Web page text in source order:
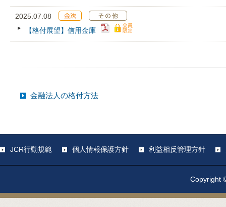
2025.07.08
【格付展望】信用金庫
金融法人の格付方法
JCR行動規範 個人情報保護方針 利益相反管理方針
Copyright